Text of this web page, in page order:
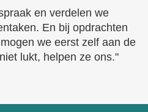
en verdelen we
En bij opdrachten
we eerst zelf aan de
lukt, helpen ze ons."